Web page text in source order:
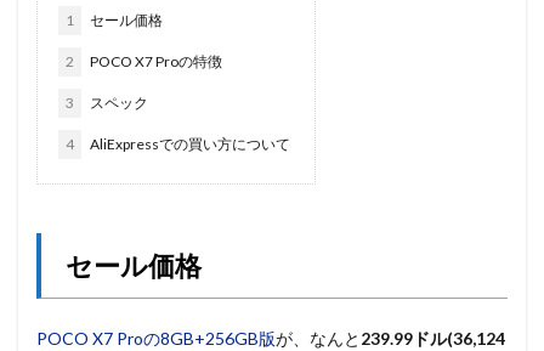
1 セール価格
2 POCO X7 Proの特徴
3 スペック
4 AliExpressでの買い方について
セール価格
POCO X7 Proの8GB+256GB版が、なんと 239.99ドル(36,124